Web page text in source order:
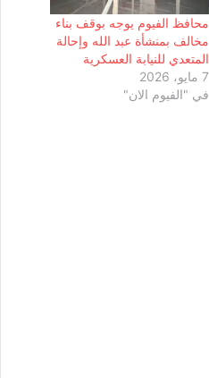
محافظ الفيوم يوجه بوقف بناء
مخالف بمنشأة عبد الله وإحالة
المتعدي للنيابة العسكرية
7 مايو، 2026
في "الفيوم الان"